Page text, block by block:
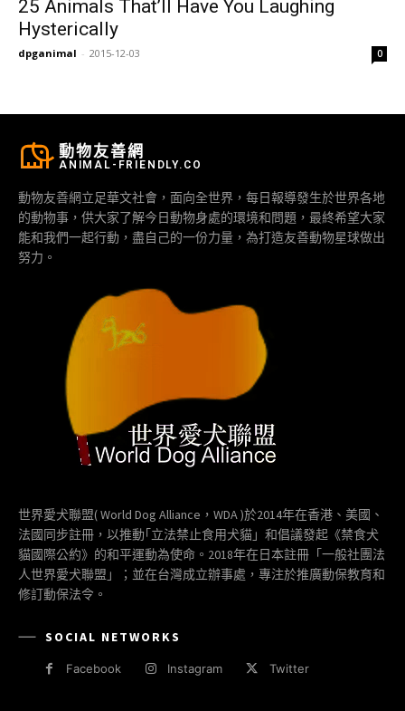
25 Animals That’ll Have You Laughing
Hysterically
dpganimal - 2015-12-03 0
動物友善網
ANIMAL-FRIENDLY.CO
動物友善網立足華文社會，面向全世界，每日報導發生於世界各地
的動物事，供大家了解今日動物身處的環境和問題，最終希望大家
能和我們一起行動，盡自己的一份力量，為打造友善動物星球做出
努力。
世界愛犬聯盟( World Dog Alliance，WDA )於2014年在香港、美國、
法國同步註冊，以推動｢立法禁止食用犬貓」和倡議發起《禁食犬
貓國際公約》的和平運動為使命。2018年在日本註冊「一般社團法
人世界愛犬聯盟」；並在台灣成立辦事處，專注於推廣動保教育和
修訂動保法令。
SOCIAL NETWORKS
Facebook Instagram Twitter